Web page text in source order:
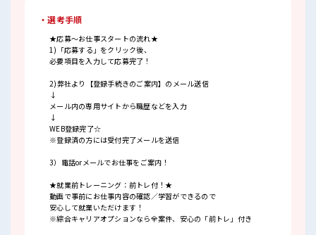
・選考手順
★応募～お仕事スタートの流れ★
1)「応募する」をクリック後、
必要項目を入力して応募完了！
2)弊社より【登録手続きのご案内】のメール送信
↓
メール内の専用サイトから職歴などを入力
↓
WEB登録完了☆
※登録済の方には受付完了メールを送信
3）電話orメールでお仕事をご案内！
★就業前トレーニング：前トレ付！★
動画で事前にお仕事内容の確認／学習ができるので
安心して就業いただけます！
※綜合キャリアオプションなら全案件、安心の「前トレ」付き